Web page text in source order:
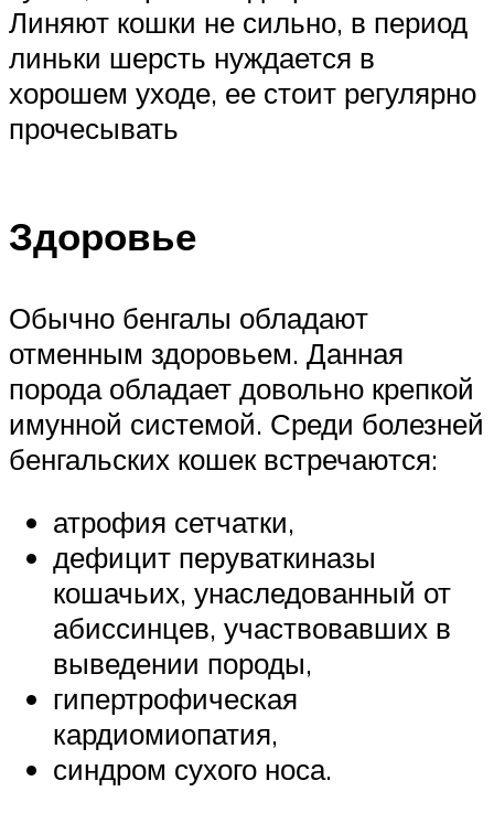
Линяют кошки не сильно, в период
линьки шерсть нуждается в
хорошем уходе, ее стоит регулярно
прочесывать
Здоровье
Обычно бенгалы обладают
отменным здоровьем. Данная
порода обладает довольно крепкой
имунной системой. Среди болезней
бенгальских кошек встречаются:
атрофия сетчатки,
дефицит перуваткиназы
кошачьих, унаследованный от
абиссинцев, участвовавших в
выведении породы,
гипертрофическая
кардиомиопатия,
синдром сухого носа.